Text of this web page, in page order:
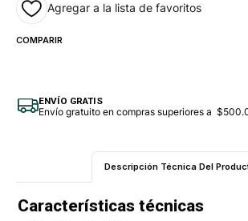
Agregar a la lista de favoritos
COMPARIR
ENVÍO GRATIS
Envío gratuito en compras superiores a
Descripción Técnica Del
Características técnicas